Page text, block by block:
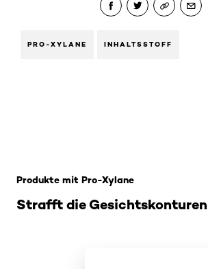
PRO-XYLANE INHALTSSTOFF
Strafft die Gesichtskonturen
Produkte mit Pro-Xylane